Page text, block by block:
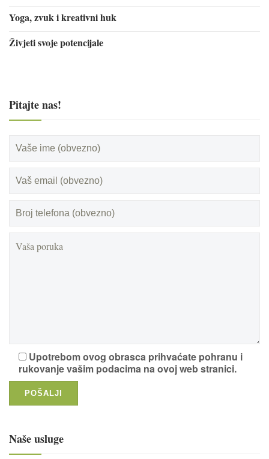
Yoga, zvuk i kreativni huk
Živjeti svoje potencijale
Pitajte nas!
Upotrebom ovog obrasca prihvaćate pohranu i
rukovanje vašim podacima na ovoj web stranici.
Naše usluge